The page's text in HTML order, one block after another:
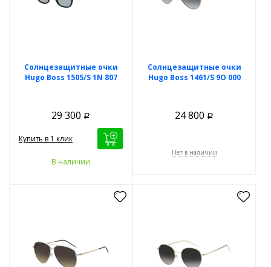
Солнцезащитные очки
Hugo Boss 1505/S 1N 807
29 300 Р
Купить в 1 клик
В наличии
Солнцезащитные очки
Hugo Boss 1461/S 9O 000
24 800 Р
Нет в наличии